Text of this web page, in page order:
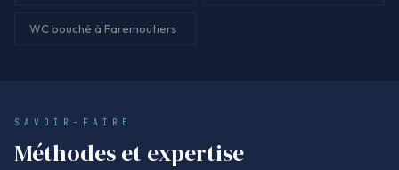
WC bouché à Faremoutiers
SAVOIR-FAIRE
Méthodes et expertise